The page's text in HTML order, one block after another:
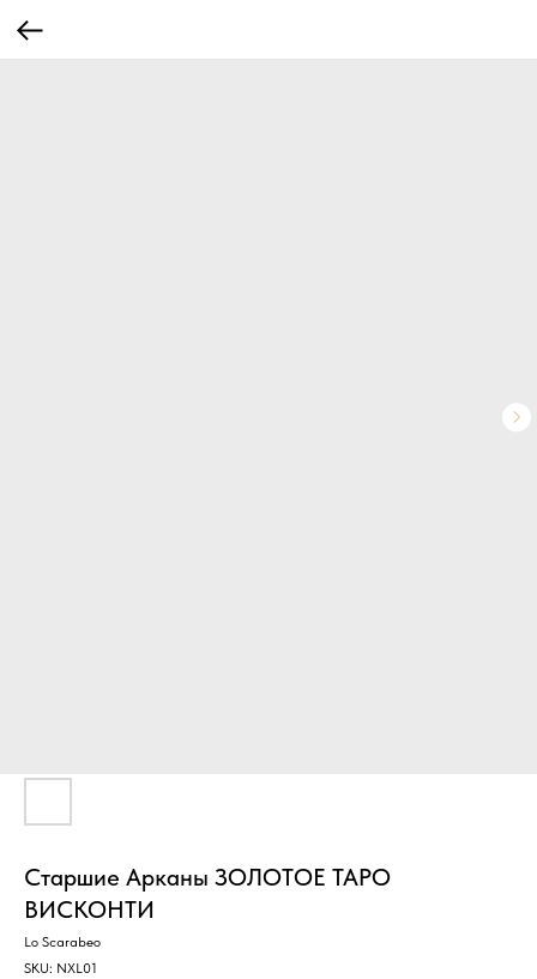
Старшие Арканы ЗОЛОТОЕ ТАРО
ВИСКОНТИ
Lo Scarabeo
SKU: NXL01